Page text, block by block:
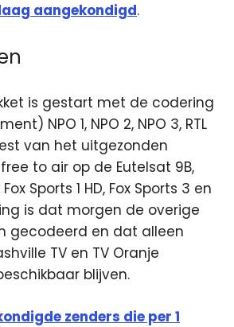
aangekondigd.
is gestart met de codering
NPO 1, NPO 2, NPO 3, RTL
van het uitgezonden
to air op de Eutelsat 9B,
Sports 1 HD, Fox Sports 3 en
is dat morgen de overige
gecodeerd en dat alleen
TV en TV Oranje
blijven.
zenders die per 1